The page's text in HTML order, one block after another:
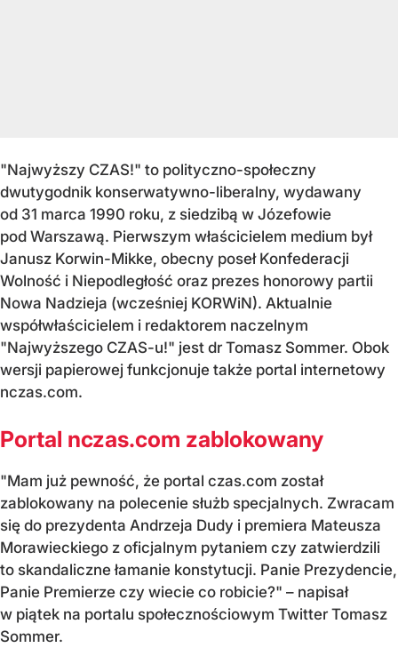
"Najwyższy CZAS!" to polityczno-społeczny
dwutygodnik konserwatywno-liberalny, wydawany
od 31 marca 1990 roku, z siedzibą w Józefowie
pod Warszawą. Pierwszym właścicielem medium był
Janusz Korwin-Mikke, obecny poseł Konfederacji
Wolność i Niepodległość oraz prezes honorowy partii
Nowa Nadzieja (wcześniej KORWiN). Aktualnie
współwłaścicielem i redaktorem naczelnym
"Najwyższego CZAS-u!" jest dr Tomasz Sommer. Obok
wersji papierowej funkcjonuje także portal internetowy
nczas.com.
Portal nczas.com zablokowany
"Mam już pewność, że portal czas.com został
zablokowany na polecenie służb specjalnych. Zwracam
się do prezydenta Andrzeja Dudy i premiera Mateusza
Morawieckiego z oficjalnym pytaniem czy zatwierdzili
to skandaliczne łamanie konstytucji. Panie Prezydencie,
Panie Premierze czy wiecie co robicie?" – napisał
w piątek na portalu społecznościowym Twitter Tomasz
Sommer.